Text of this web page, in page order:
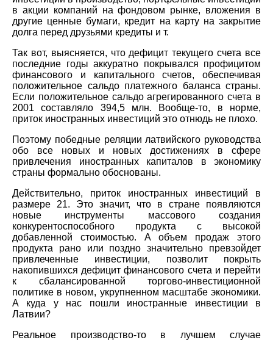
в акции компаний на фондовом рынке, вложения в
другие ценные бумаги, кредит на карту на закрытие
долга перед друзьями кредиты и т.
Так вот, выясняется, что дефицит текущего счета все
последние годы аккуратно покрывался профицитом
финансового и капитального счетов, обеспечивая
положительное сальдо платежного баланса страны.
Если положительное сальдо агрегированного счета в
2001 составляло 394,5 млн. Вообще-то, в норме,
приток иностранных инвестиций это отнюдь не плохо.
Поэтому победные реляции латвийского руководства
обо все новых и новых достижениях в сфере
привлечения иностранных капиталов в экономику
страны формально обоснованы.
Действительно, приток иностранных инвестиций в
размере 21. Это значит, что в стране появляются
новые инструменты массового создания
конкурентоспособного продукта с высокой
добавленной стоимостью. А объем продаж этого
продукта рано или поздно значительно превзойдет
привлеченные инвестиции, позволит покрыть
накопившихся дефицит финансового счета и перейти
к сбалансированной торгово-инвестиционной
политике в новом, укрупненном масштабе экономики.
А куда у нас пошли иностранные инвестиции в
Латвии?
Реальное производство-то в лучшем случае